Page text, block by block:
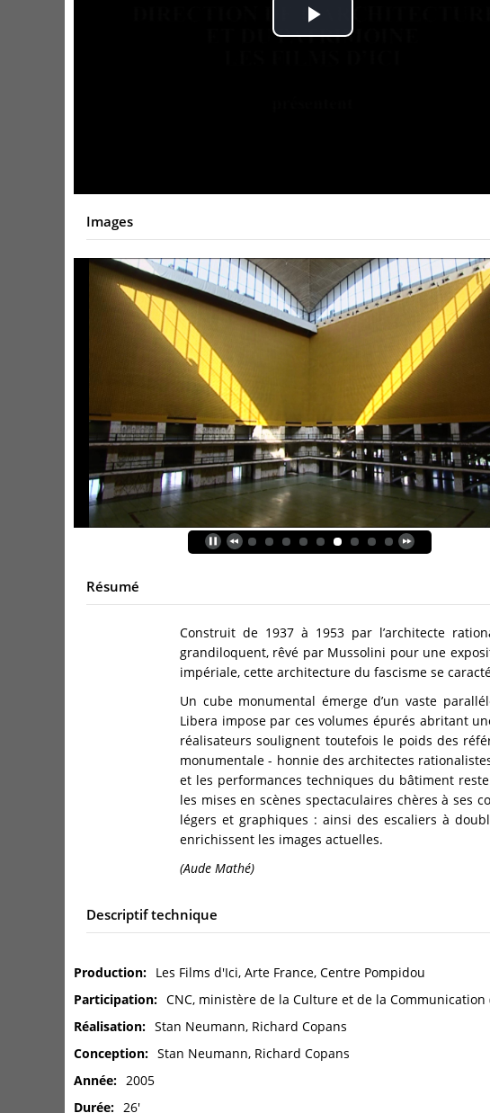
Play
Images
Résumé
Construit de 1937 à 1953 par l’architecte
grandiloquent, rêvé par Mussolini pour une
impériale, cette architecture du fascisme se
Un cube monumental émerge d’un vaste
Libera impose par ces volumes épurés abritant
réalisateurs soulignent toutefois le poids des
monumentale - honnie des architectes
et les performances techniques du bâtiment
les mises en scènes spectaculaires chères à ses
légers et graphiques : ainsi des escaliers à
enrichissent les images actuelles.
(Aude Mathé)
Descriptif technique
Production
Les Films d'Ici, Arte France, Centre Pompidou
Participation
CNC, ministère de la Culture et de la Communication
Réalisation
Stan Neumann, Richard Copans
Conception
Stan Neumann, Richard Copans
Année
2005
Durée
26'